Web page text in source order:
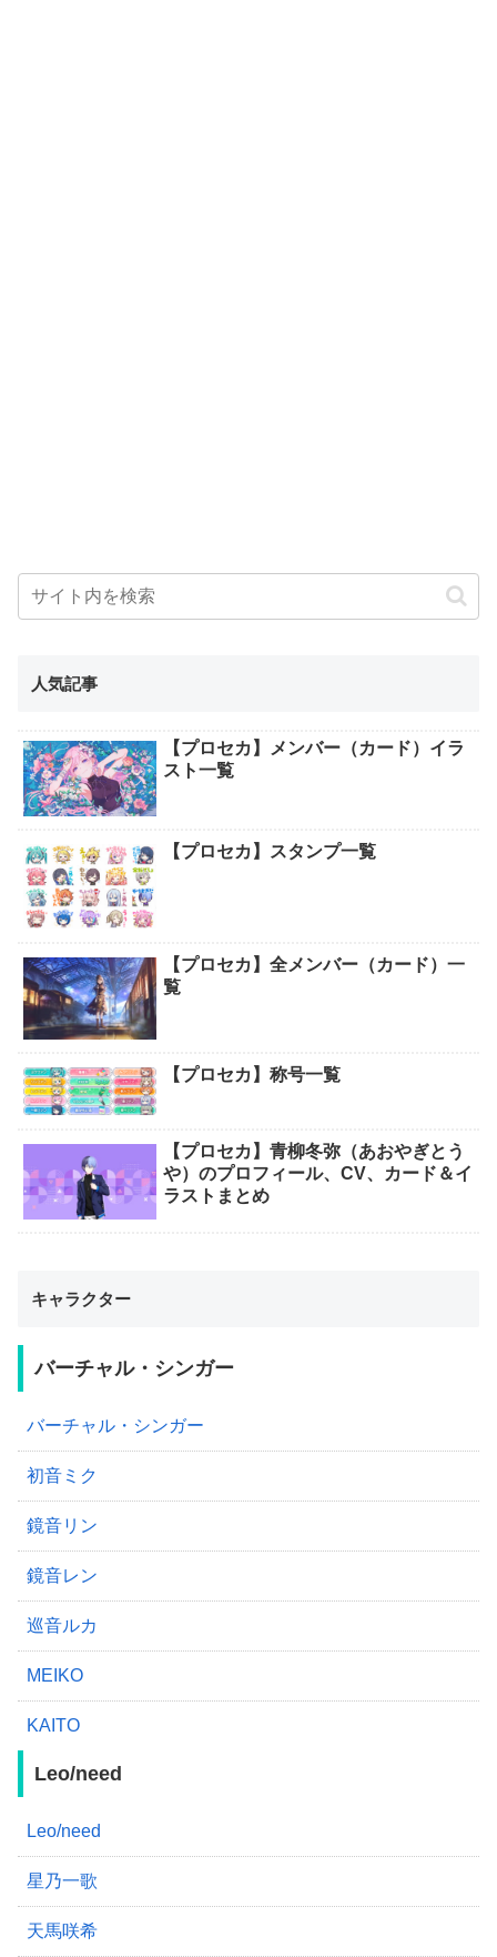
人気記事
【プロセカ】メンバー（カード）イラ
スト一覧
【プロセカ】スタンプ一覧
【プロセカ】全メンバー（カード）一
覧
【プロセカ】称号一覧
【プロセカ】青柳冬弥（あおやぎとう
や）のプロフィール、CV、カード＆イ
ラストまとめ
キャラクター
バーチャル・シンガー
バーチャル・シンガー
初音ミク
鏡音リン
鏡音レン
巡音ルカ
MEIKO
KAITO
Leo/need
Leo/need
星乃一歌
天馬咲希